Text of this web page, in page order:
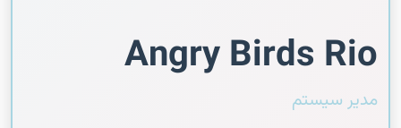
Angry Birds Rio
مدیر سیستم